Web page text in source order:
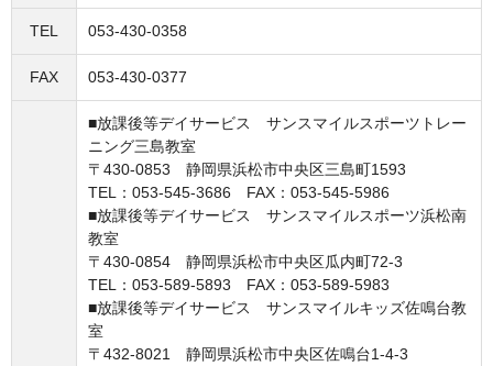
TEL 053-430-0358
FAX 053-430-0377
■放課後等デイサービス サンスマイルスポーツトレー
ニング三島教室
〒430-0853 静岡県浜松市中央区三島町1593
TEL：053-545-3686 FAX：053-545-5986
■放課後等デイサービス サンスマイルスポーツ浜松南
教室
〒430-0854 静岡県浜松市中央区瓜内町72-3
TEL：053-589-5893 FAX：053-589-5983
■放課後等デイサービス サンスマイルキッズ佐鳴台教
室
〒432-8021 静岡県浜松市中央区佐鳴台1-4-3